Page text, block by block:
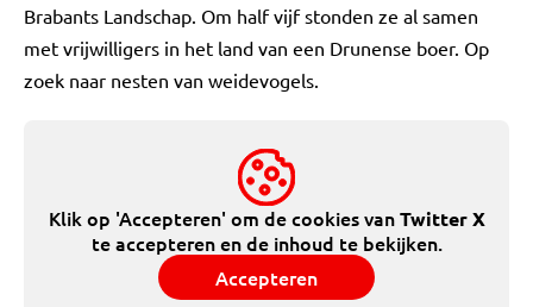
Brabants Landschap. Om half vijf stonden ze al samen
met vrijwilligers in het land van een Drunense boer. Op
zoek naar nesten van weidevogels.
Klik op 'Accepteren' om de cookies vanTwitter X
te accepteren en de inhoud te bekijken.
Accepteren